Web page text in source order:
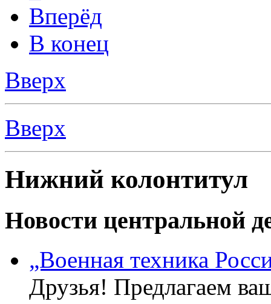
Вперёд
В конец
Вверх
Вверх
Нижний колонтитул
Новости центральной
„Военная техника
Друзья! Предлагаем